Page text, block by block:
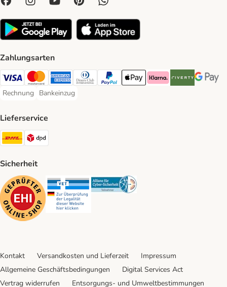
Zahlungsarten
Visa Payment Method
Mastercard Payment Method
American Express Payment Method
Diners Club Payment Method
PayPal Payment Method
Apple Pay Payment Method
Klarna Payment Method
Riverty Payment
Google
Rechnung
Rechnung Payment Method
Bankeinzug
Bankeinzug Payment Method
Lieferservice
DHL Shipping Method
Sicherheit
Security Security Security
Kontakt Versandkosten und Lieferzeit
Impressum
Allgemeine Geschäftsbedingungen
Digital Services Act
Vertrag widerrufen
Entsorgungs- und Umweltbestimmungen